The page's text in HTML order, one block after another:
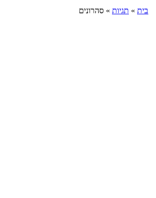
בית » תגיות » סהרונים